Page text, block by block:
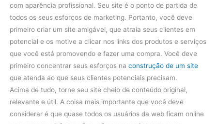
com aparência profissional. Seu site é o ponto de partida de
todos os seus esforços de marketing. Portanto, você deve
primeiro criar um site amigável, que atraia seus clientes em
potencial e os motive a clicar nos links dos produtos e serviços
que você está promovendo e fazer uma compra. Você deve
primeiro concentrar seus esforços na construção de um site
que atenda ao que seus clientes potenciais precisam.
Acima de tudo, torne seu site cheio de conteúdo original,
relevante e útil. A coisa mais importante que você deve
considerar é que quase todos os usuários da web ficam online